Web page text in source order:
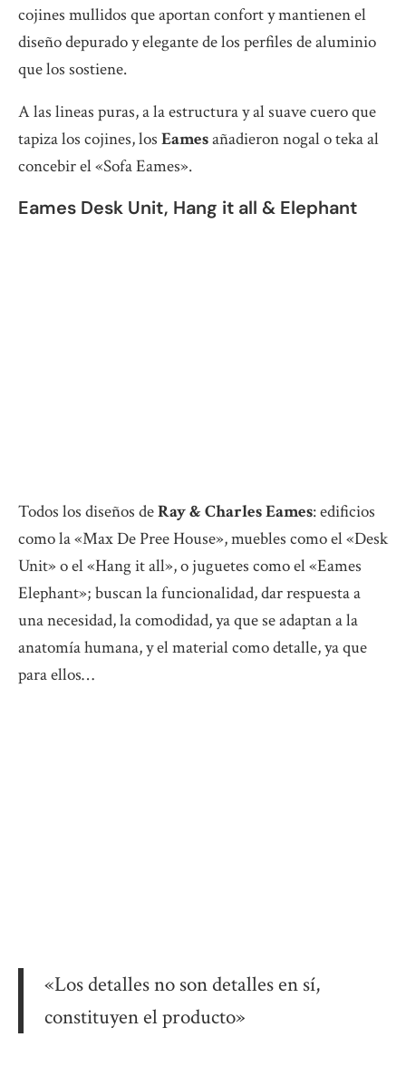
cojines mullidos que aportan confort y mantienen el
diseño depurado y elegante de los perfiles de aluminio
que los sostiene.
A las lineas puras, a la estructura y al suave cuero que
tapiza los cojines, los Eamesañadieron nogal o teka al
concebir el «Sofa Eames».
Eames Desk Unit, Hang it all & Elephant
Todos los diseños deRay & Charles Eames: edificios
como la «Max De Pree House», muebles como el «Desk
Unit» o el «Hang it all», o juguetes como el «Eames
Elephant»; buscan la funcionalidad, dar respuesta a
una necesidad, la comodidad, ya que se adaptan a la
anatomía humana, y el material como detalle, ya que
para ellos…
«Los detalles no son detalles en sí,
constituyen el producto»